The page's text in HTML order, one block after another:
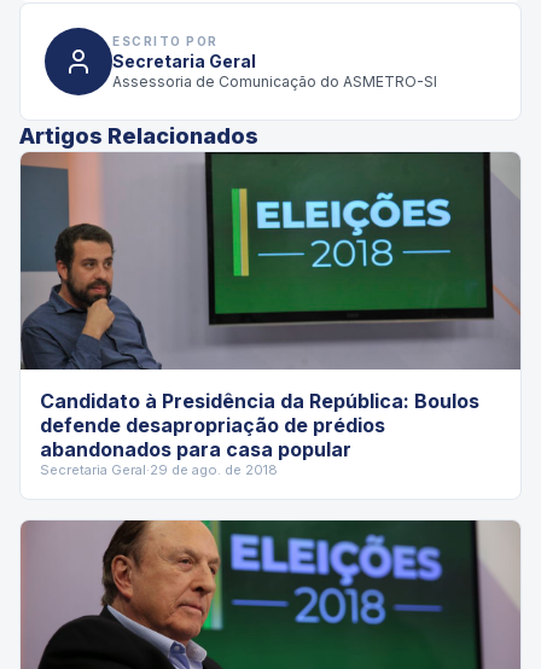
ESCRITO POR
Secretaria Geral
Assessoria de Comunicação do ASMETRO-SI
Artigos Relacionados
Candidato à Presidência da República: Boulos
defende desapropriação de prédios
abandonados para casa popular
Secretaria Geral·29 de ago. de 2018